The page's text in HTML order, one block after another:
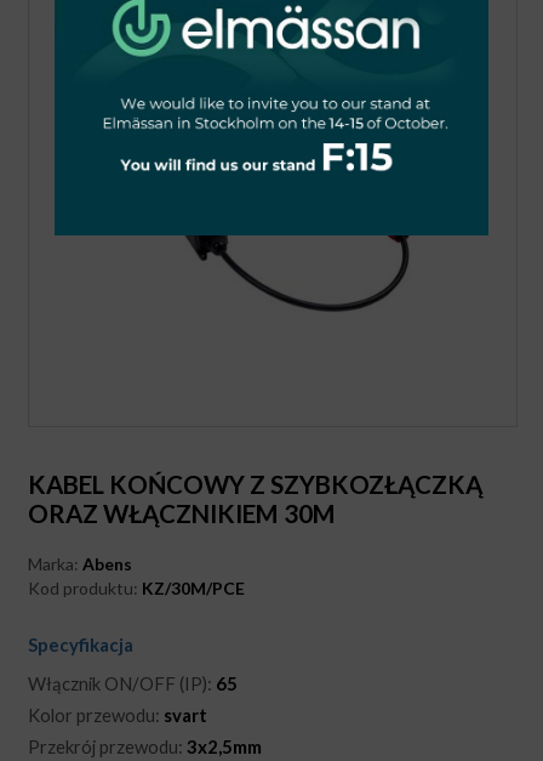
KABEL KOŃCOWY Z SZYBKOZŁĄCZKĄ
ORAZ WŁĄCZNIKIEM 30M
Marka:Abens
Kod produktu: KZ/30M/PCE
Specyfikacja
Włącznik ON/OFF (IP): 65
Kolor przewodu: svart
Przekrój przewodu:3x2,5mm